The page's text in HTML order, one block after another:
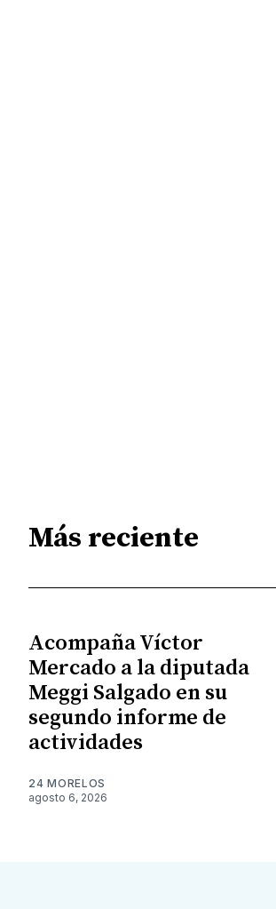
Más reciente
Acompaña Víctor
Mercado a la diputada
Meggi Salgado en su
segundo informe de
actividades
24 MORELOS
agosto 6, 2026